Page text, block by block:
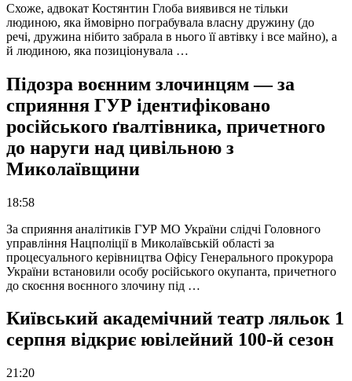
Схоже, адвокат Костянтин Глоба виявився не тільки
людиною, яка ймовірно пограбувала власну дружину (до
речі, дружина нібито забрала в нього її автівку і все майно), а
й людиною, яка позиціонувала …
Підозра воєнним злочинцям — за
сприяння ГУР ідентифіковано
російського ґвалтівника, причетного
до наруги над цивільною з
Миколаївщини
18:58
За сприяння аналітиків ГУР МО України слідчі Головного
управління Нацполіції в Миколаївській області за
процесуального керівництва Офісу Генерального прокурора
України встановили особу російського окупанта, причетного
до скоєння воєнного злочину під …
Київський академічний театр ляльок 1
серпня відкриє ювілейний 100-й сезон
21:20